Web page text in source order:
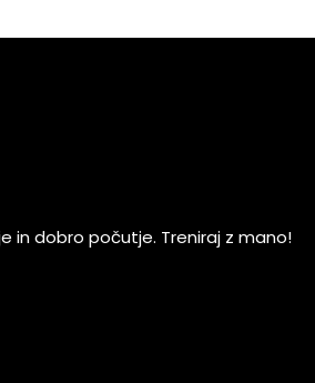
in dobro počutje. Treniraj z mano!